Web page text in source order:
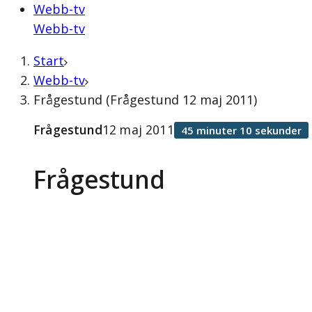
Webb-tv
Webb-tv
Start
Webb-tv
Frågestund (Frågestund 12 maj 2011)
Frågestund
Frågestund12 maj 2011 45 minuter 10 sekunder